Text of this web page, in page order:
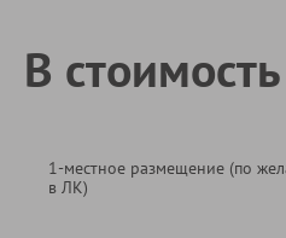
В
1-местное размещение (по
в ЛК)